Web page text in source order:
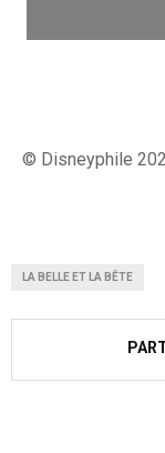
© Disneyphile
LA BELLE ET LA BÊTE